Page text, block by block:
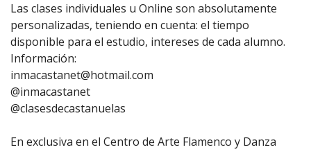
Las clases individuales u Online son absolutamente
personalizadas, teniendo en cuenta: el tiempo
disponible para el estudio, intereses de cada alumno.
Información:
inmacastanet@hotmail.com
@inmacastanet
@clasesdecastanuelas
En exclusiva en el Centro de Arte Flamenco y Danza